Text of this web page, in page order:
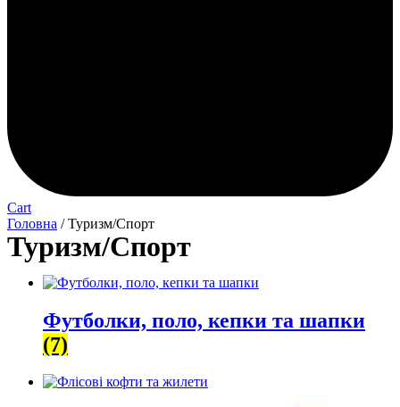
Cart
Головна / Туризм/Спорт
Туризм/Спорт
Футболки, поло, кепки та шапки
(7)